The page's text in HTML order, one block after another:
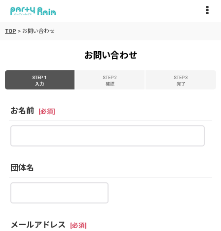
TOP > お問い合わせ
お問い合わせ
STEP 1
入力
STEP 2
確認
STEP 3
完了
お名前 [必須]
団体名
メールアドレス [必須]